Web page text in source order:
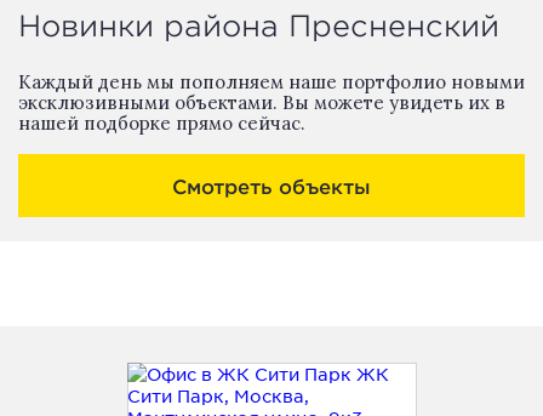
Новинки района Пресненский
Каждый день мы пополняем наше портфолио новыми
эксклюзивными объектами. Вы можете увидеть их в
нашей подборке прямо сейчас.
Смотреть объекты